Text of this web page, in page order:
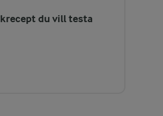
du vill testa